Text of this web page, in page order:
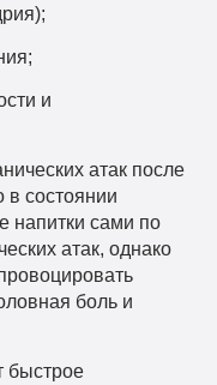
и
атак после
в состоянии
напитки сами по
атак, однако
боль и
быстрое